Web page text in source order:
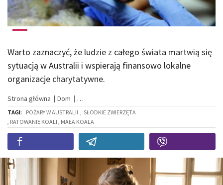
Warto zaznaczyć, że ludzie z całego świata martwią się
sytuacją w Australii i wspierają finansowo lokalne
organizacje charytatywne.
Strona główna Dom
TAGI: POŻARY W AUSTRALII
SŁODKIE ZWIERZĘTA
, RATOWANIE KOALI , MAŁA KOALA